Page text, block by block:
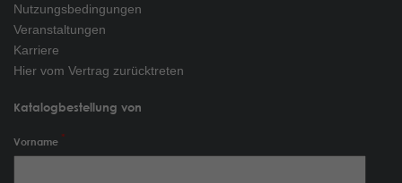
Nutzungsbedingungen
Veranstaltungen
Karriere
Hier vom Vertrag zurücktreten
Katalogbestellung von
Vorname